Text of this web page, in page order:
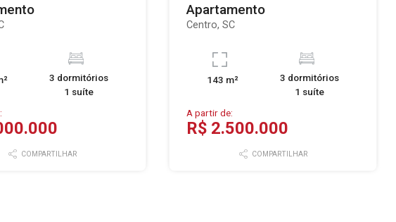
3 dormitórios
1 suíte
COMPARTILHAR
Apartamento
Centro, SC
143 m²
3 dormitórios
1 suíte
A partir de:
R$ 2.500.000
COMPARTILHAR